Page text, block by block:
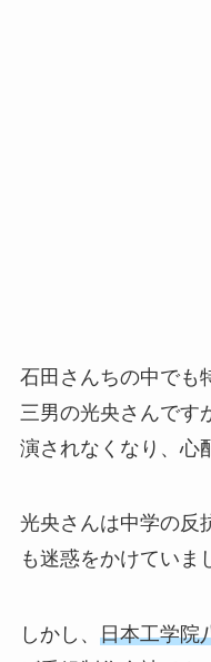
石田さんちの中でも
三男の光央さんです
演されなくなり、心
光央さんは中学の反
も迷惑をかけていま
しかし、 日本工学院